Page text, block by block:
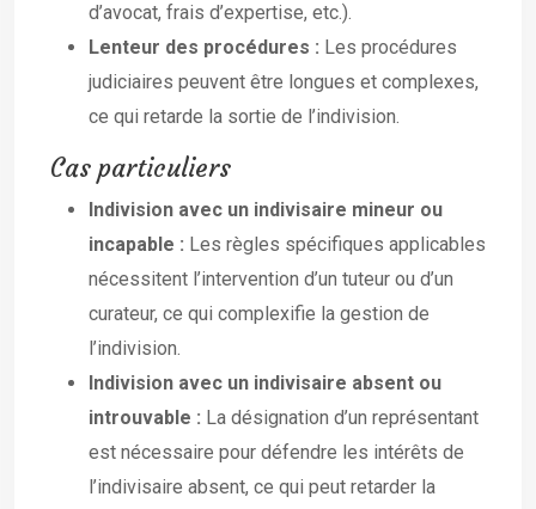
d’avocat, frais d’expertise, etc.).
Lenteur des procédures : Les procédures
judiciaires peuvent être longues et complexes,
ce qui retarde la sortie de l’indivision.
Cas particuliers
Indivision avec un indivisaire mineur ou
incapable : Les règles spécifiques applicables
nécessitent l’intervention d’un tuteur ou d’un
curateur, ce qui complexifie la gestion de
l’indivision.
Indivision avec un indivisaire absent ou
introuvable : La désignation d’un représentant
est nécessaire pour défendre les intérêts de
l’indivisaire absent, ce qui peut retarder la